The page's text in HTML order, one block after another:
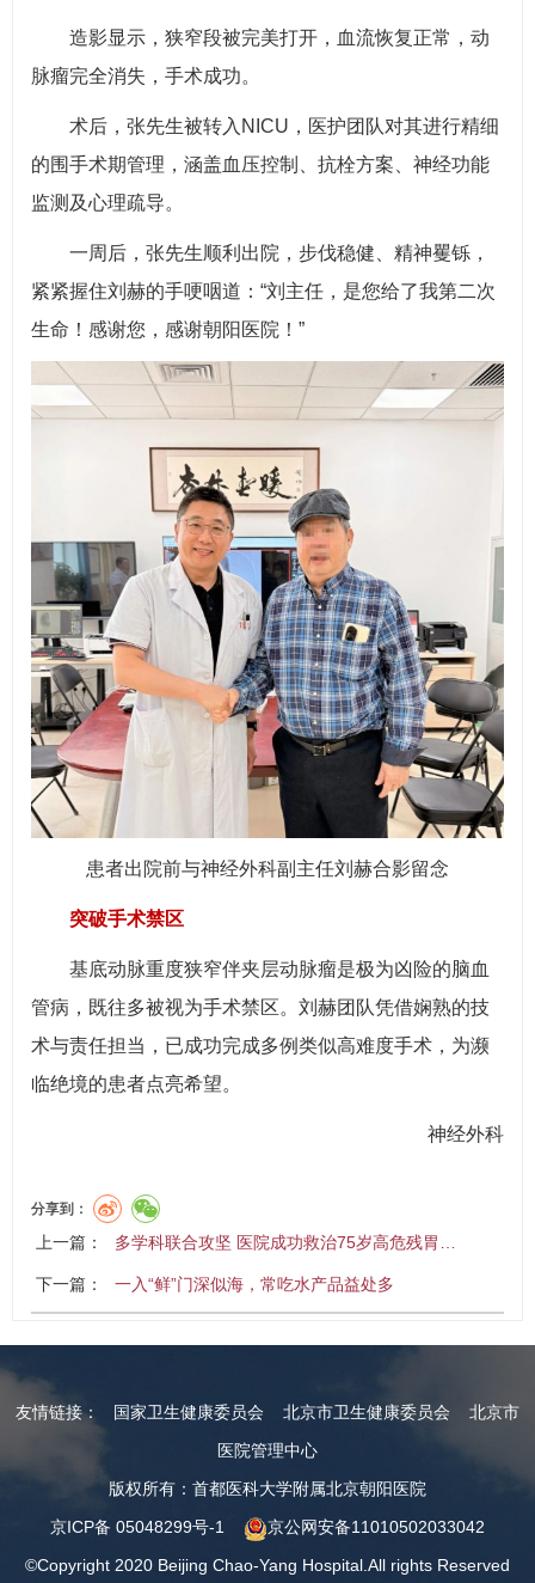
造影显示，狭窄段被完美打开，血流恢复正常，动
脉瘤完全消失，手术成功。
术后，张先生被转入NICU，医护团队对其进行精细
的围手术期管理，涵盖血压控制、抗栓方案、神经功能
监测及心理疏导。
一周后，张先生顺利出院，步伐稳健、精神矍铄，
紧紧握住刘赫的手哽咽道：“刘主任，是您给了我第二次
生命！感谢您，感谢朝阳医院！”
患者出院前与神经外科副主任刘赫合影留念
突破手术禁区
基底动脉重度狭窄伴夹层动脉瘤是极为凶险的脑血
管病，既往多被视为手术禁区。刘赫团队凭借娴熟的技
术与责任担当，已成功完成多例类似高难度手术，为濒
临绝境的患者点亮希望。
神经外科
分享到：
上一篇： 多学科联合攻坚 医院成功救治75岁高危残胃…
下一篇： 一入“鲜”门深似海，常吃水产品益处多
友情链接： 国家卫生健康委员会 北京市卫生健康委员会
北京市
医院管理中心
版权所有：首都医科大学附属北京朝阳医院
京ICP备 05048299号-1
京公网安备11010502033042
©Copyright 2020 Beijing Chao-Yang Hospital.All rights Reserved